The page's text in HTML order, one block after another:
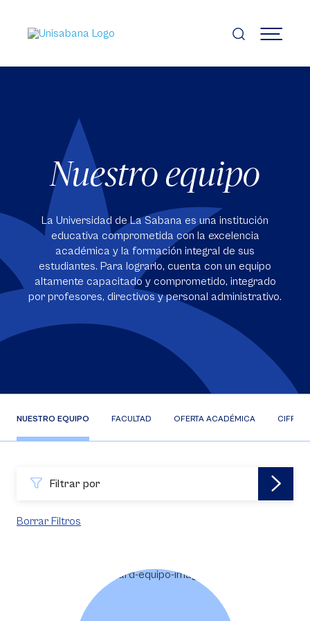
contenido
principal
MENÚ
Nuestro equipo
La Universidad de La Sabana es una institución
educativa comprometida con la excelencia
académica y la formación integral de sus
estudiantes. Para lograrlo, cuenta con un equipo
altamente capacitado y comprometido, integrado
por profesores, directivos y personal administrativo.
NUESTRO EQUIPO FACULTAD OFERTA ACADÉMICA CIFRAS
Filtrar por
Borrar Filtros